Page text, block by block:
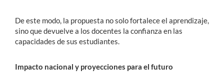
De este modo, la propuesta no solo fortalece el aprendizaje,
sino que devuelve a los docentes la confianza en las
capacidades de sus estudiantes.
Impacto nacional y proyecciones para el futuro